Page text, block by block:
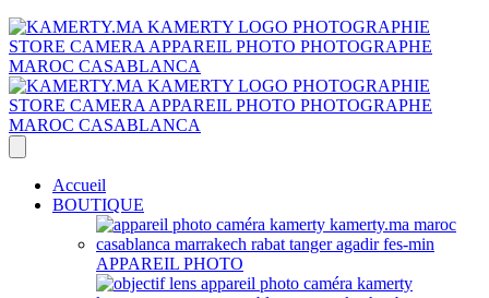
Accueil
BOUTIQUE
APPAREIL PHOTO